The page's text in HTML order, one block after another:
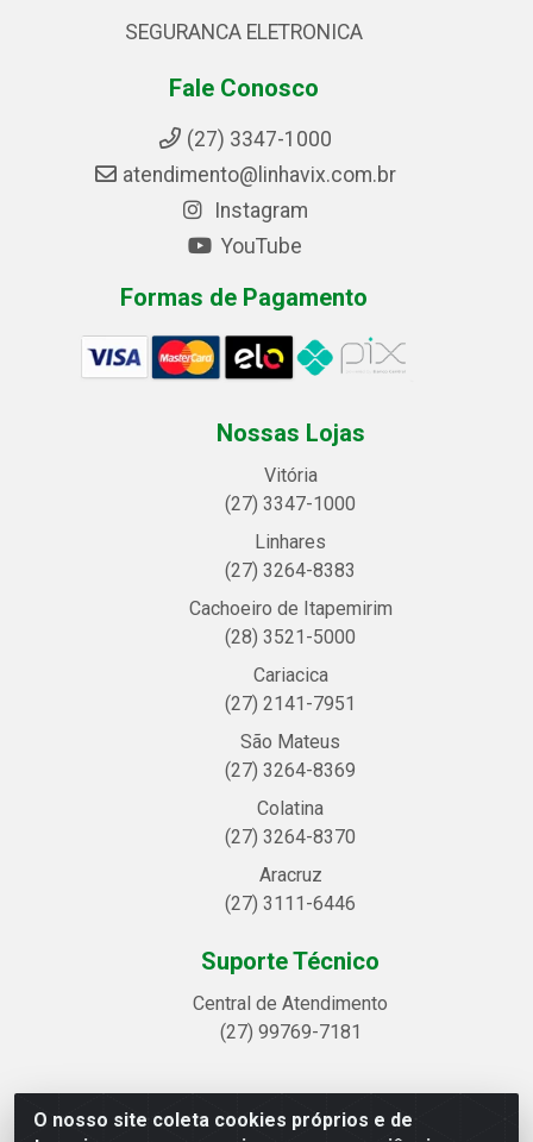
O nosso site coleta cookies próprios e de
SEGURANCA ELETRONICA
Fale Conosco
(27) 3347-1000
atendimento@linhavix.com.br
Instagram
YouTube
Formas de Pagamento
Nossas Lojas
Vitória
(27) 3347-1000
Linhares
(27) 3264-8383
Cachoeiro de Itapemirim
(28) 3521-5000
Cariacica
(27) 2141-7951
São Mateus
(27) 3264-8369
Colatina
(27) 3264-8370
Aracruz
(27) 3111-6446
Suporte Técnico
Central de Atendimento
(27) 99769-7181
Linhavix Distribuidora LTDA - Avenida Alegre, 2521 -